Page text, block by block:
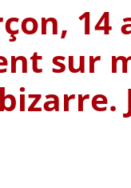
14
sur